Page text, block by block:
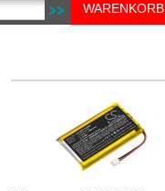
WARENKORB